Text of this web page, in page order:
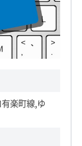
楽町線,ゆ